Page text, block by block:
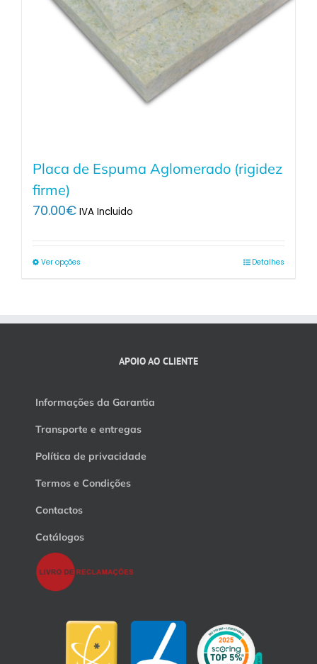
Placa de Espuma Aglomerado (rigidez
firme)
70.00€ IVA Incluido
Ver opções Detalhes
APOIO AO CLIENTE
Informações da Garantia
Transporte e entregas
Política de privacidade
Termos e Condições
Contactos
Catálogos